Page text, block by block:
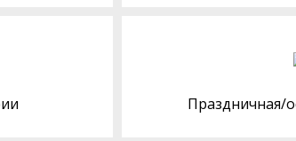
Праздничная/